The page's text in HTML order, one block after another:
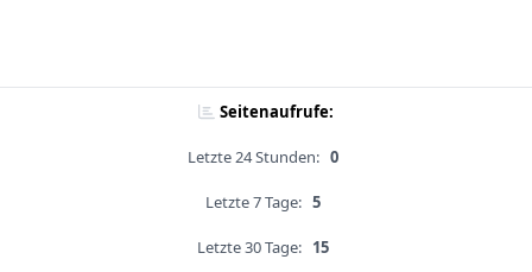
Seitenaufrufe:
Letzte 24 Stunden: 0
Letzte 7 Tage: 5
Letzte 30 Tage: 15